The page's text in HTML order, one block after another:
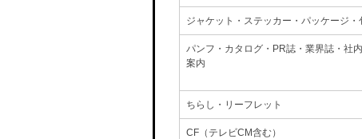
ジャケット・ステッカー・パッケージ
パンフ・カタログ・PR誌・業界誌・社
案内
ちらし・リーフレット
CF（テレビCM含む）